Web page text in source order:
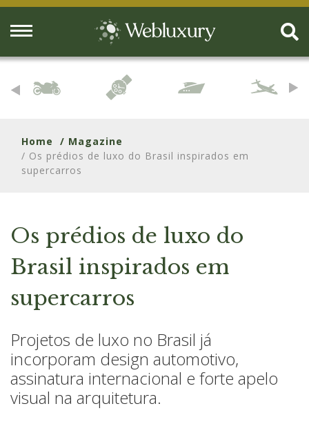
Home
/ Magazine
/ Os prédios de luxo do Brasil inspirados em
supercarros
Os prédios de luxo do
Brasil inspirados em
supercarros
Projetos de luxo no Brasil já
incorporam design automotivo,
assinatura internacional e forte apelo
visual na arquitetura.